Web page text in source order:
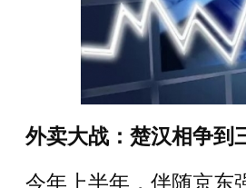
外卖大战：楚汉相争到
今年上半年，伴随京东